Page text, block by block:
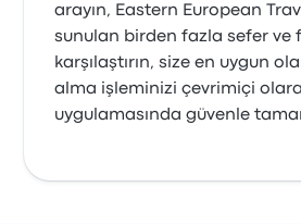
arayın, Eastern European
sunulan birden fazla sefer ve
karşılaştırın, size en uygun
alma işleminizi çevrimiçi
uygulamasında güvenle